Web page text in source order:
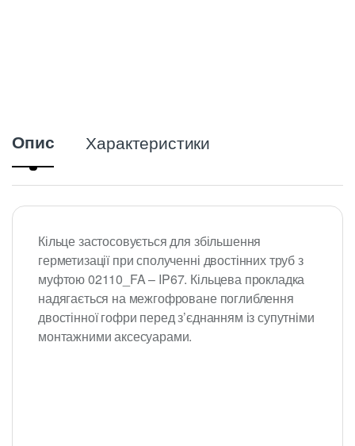
Опис Характеристики
Кільце застосовується для збільшення
герметизації при сполученні двостінних труб з
муфтою 02110_FA – IP67. Кільцева прокладка
надягається на межгофроване поглиблення
двостінної гофри перед з’єднанням із супутніми
монтажними аксесуарами.